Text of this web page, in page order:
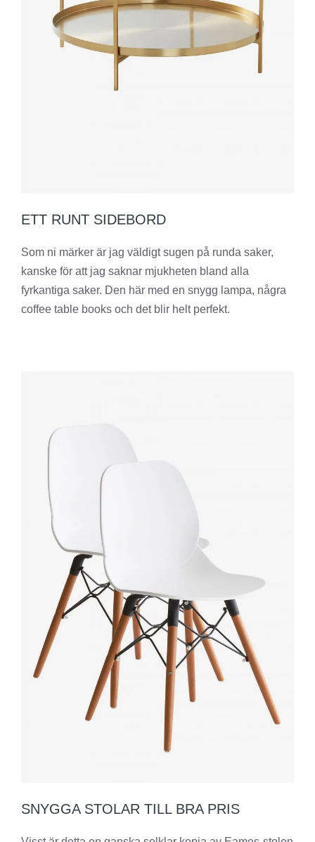
ETT RUNT SIDEBORD
Som ni märker är jag väldigt sugen på runda saker,
kanske för att jag saknar mjukheten bland alla
fyrkantiga saker. Den här med en snygg lampa, några
coffee table books och det blir helt perfekt.
SNYGGA STOLAR TILL BRA PRIS